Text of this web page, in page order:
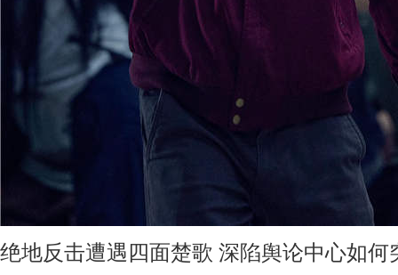
绝地反击遭遇四面楚歌 深陷舆论中心如何